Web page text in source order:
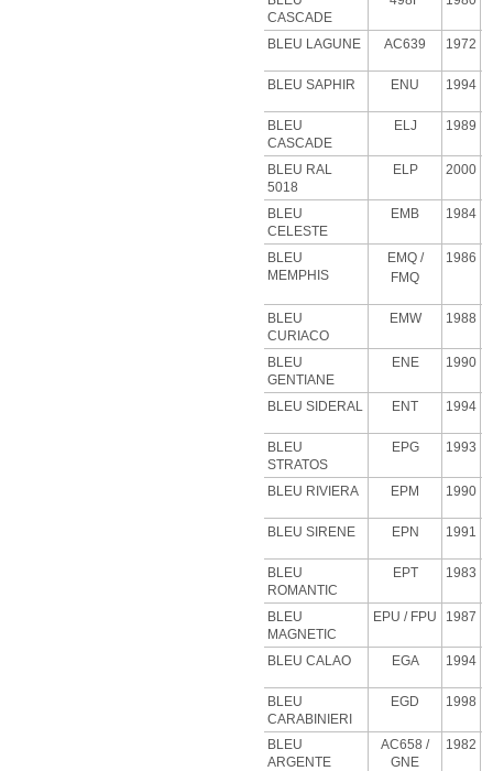
CASCADE
BLEU LAGUNE AC639 1972
BLEU SAPHIR ENU 1994
BLEU
CASCADE
ELJ 1989
BLEU RAL
5018
ELP 2000
BLEU
CELESTE
EMB 1984
BLEU
MEMPHIS
EMQ /
FMQ
1986
BLEU
CURIACO
EMW 1988
BLEU
GENTIANE
ENE 1990
BLEU SIDERAL ENT 1994
BLEU
STRATOS
EPG 1993
BLEU RIVIERA EPM 1990
BLEU SIRENE EPN 1991
BLEU
ROMANTIC
EPT 1983
BLEU
MAGNETIC
EPU / FPU 1987
BLEU CALAO EGA 1994
BLEU
CARABINIERI
EGD 1998
BLEU
ARGENTE
AC658 /
GNE
1982